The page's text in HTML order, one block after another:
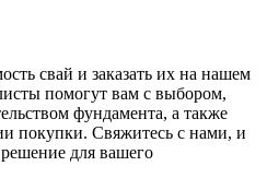
свай и заказать их на нашем
помогут вам с выбором,
фундамента, а также
покупки. Свяжитесь с нами, и
для вашего